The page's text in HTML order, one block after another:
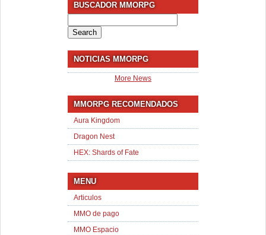
BUSCADOR MMORPG
for:
NOTICIAS MMORPG
More News
MMORPG RECOMENDADOS
Aura Kingdom
Dragon Nest
HEX: Shards of Fate
MENU
Articulos
MMO de pago
MMO Espacio